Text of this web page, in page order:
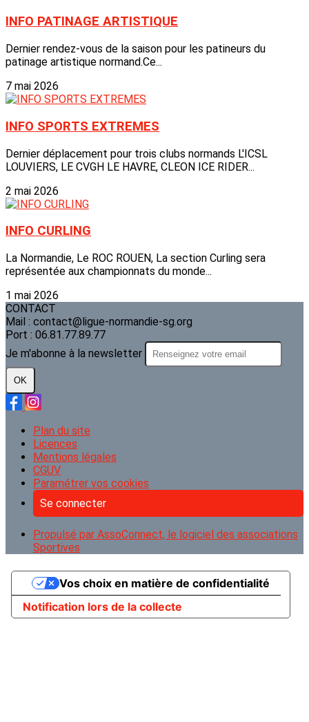
INFO PATINAGE ARTISTIQUE
Dernier rendez-vous de la saison pour les patineurs du
patinage artistique normand.Ce...
7 mai 2026
INFO SPORTS EXTREMES
Dernier déplacement pour trois clubs normands L'ICSL
LOUVIERS, LE CVGH LE HAVRE, CLEON ICE RIDER...
2 mai 2026
INFO CURLING
La Normandie, Le ROC ROUEN, La section Curling sera
représentée aux championnats du monde...
1 mai 2026
CONTACT
Mail : contact@ligue-normandie-sg.org
Port : 06.81.77.89.77
Je m'abonne à la newsletter
OK
Plan du site
Licences
Mentions légales
CGUV
Paramétrer vos cookies
Se connecter
Propulsé par AssoConnect, le logiciel des associations
Sportives
Notification lors de la collecte
Vos choix en matière de confidentialité